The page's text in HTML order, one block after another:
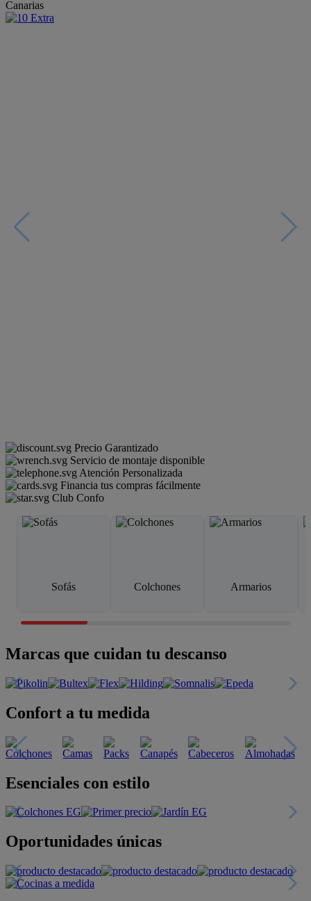
Canarias
Precio Garantizado
Servicio de montaje disponible
Atención Personalizada
Financia tus compras fácilmente
Club Confo
Sofás Colchones Armarios
Marcas que cuidan tu descanso
Confort a tu medida
Esenciales con estilo
Oportunidades únicas